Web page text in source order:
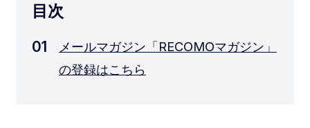
目次
メールマガジン「RECOMOマガジン」
の登録はこちら